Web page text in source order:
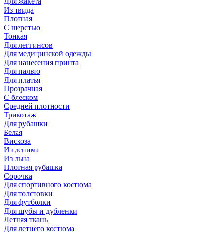
Из твида
Плотная
С шерстью
Тонкая
Для леггинсов
Для медицинской одежды
Для нанесения принта
Для пальто
Для платья
Прозрачная
С блеском
Средней плотности
Трикотаж
Для рубашки
Белая
Вискоза
Из денима
Из льна
Плотная рубашка
Сорочка
Для спортивного костюма
Для толстовки
Для футболки
Для шубы и дубленки
Летняя ткань
Для летнего костюма